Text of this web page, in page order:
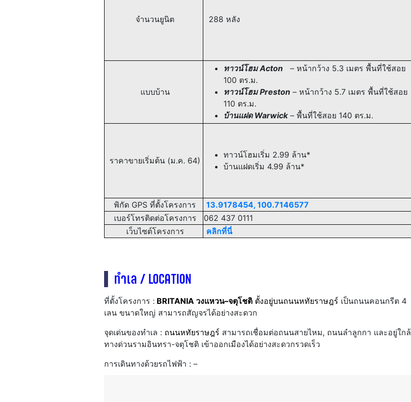
จำนวนยูนิต 288 หลัง
แบบบ้าน
ทาวน์โฮม Acton – หน้ากว้าง 5.3 เมตร พื้นที่ใช้สอย
100 ตร.ม.
ทาวน์โฮม Preston – หน้ากว้าง 5.7 เมตร พื้นที่ใช้สอย
110 ตร.ม.
บ้านแฝด Warwick– พื้นที่ใช้สอย 140 ตร.ม.
ราคาขายเริ่มต้น (ม.ค. 64)
ทาวน์โฮมเริ่ม 2.99 ล้าน*
บ้านแฝดเริ่ม 4.99 ล้าน*
พิกัด GPS ที่ตั้งโครงการ
13.9178454, 100.7146577
เบอร์โทรติดต่อโครงการ
062 437 0111
เว็บไซต์โครงการ
คลิกที่นี่
ทำเล / LOCATION
ที่ตั้งโครงการ : BRITANIA วงแหวน–จตุโชติ ตั้งอยู่บนถนนหทัยราษฎร์ เป็นถนนคอนกรีต 4
เลน ขนาดใหญ่ สามารถสัญจรได้อย่างสะดวก
จุดเด่นของทำเล : ถนนหทัยราษฎร์ สามารถเชื่อมต่อถนนสายไหม, ถนนลำลูกกา และอยู่ใกล้
ทางด่วนรามอินทรา-จตุโชติ เข้าออกเมืองได้อย่างสะดวกรวดเร็ว
การเดินทางด้วยรถไฟฟ้า : –